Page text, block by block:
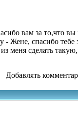
вам за то,что вы
Жене, спасибо тебе
меня сделать
Добавлять